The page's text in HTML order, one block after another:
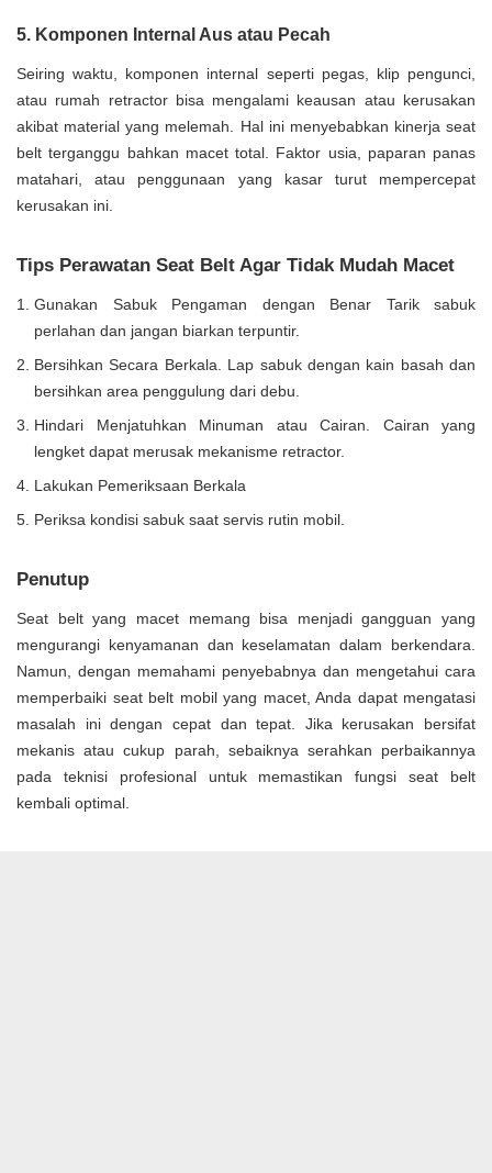
5. Komponen Internal Aus atau Pecah
Seiring waktu, komponen internal seperti pegas, klip pengunci,
atau rumah retractor bisa mengalami keausan atau kerusakan
akibat material yang melemah. Hal ini menyebabkan kinerja seat
belt terganggu bahkan macet total. Faktor usia, paparan panas
matahari, atau penggunaan yang kasar turut mempercepat
kerusakan ini.
Tips Perawatan Seat Belt Agar Tidak Mudah Macet
Gunakan Sabuk Pengaman dengan Benar Tarik sabuk
perlahan dan jangan biarkan terpuntir.
Bersihkan Secara Berkala. Lap sabuk dengan kain basah dan
bersihkan area penggulung dari debu.
Hindari Menjatuhkan Minuman atau Cairan. Cairan yang
lengket dapat merusak mekanisme retractor.
Lakukan Pemeriksaan Berkala
Periksa kondisi sabuk saat servis rutin mobil.
Penutup
Seat belt yang macet memang bisa menjadi gangguan yang
mengurangi kenyamanan dan keselamatan dalam berkendara.
Namun, dengan memahami penyebabnya dan mengetahui cara
memperbaiki seat belt mobil yang macet, Anda dapat mengatasi
masalah ini dengan cepat dan tepat. Jika kerusakan bersifat
mekanis atau cukup parah, sebaiknya serahkan perbaikannya
pada teknisi profesional untuk memastikan fungsi seat belt
kembali optimal.